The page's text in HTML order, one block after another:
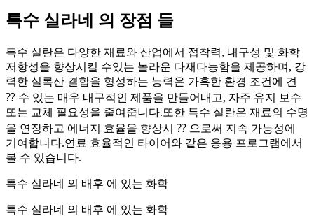
특수 실라네 의 장점 들
특수 실란은 다양한 재료와 산업에서 접착력, 내구성 및 화학
저항성을 향상시킬 수있는 놀라운 다재다능함을 제공하며, 강
력한 실록산 결합을 형성하는 능력은 가혹한 환경 조건에 견
⁇ 수 있는 매우 내구적인 제품을 만들어내고, 자주 유지 보수
또는 교체 필요성을 줄여줍니다.또한 특수 실란은 재료의 수명
을 연장하고 에너지 효율을 향상시 ⁇ 으로써 지속 가능성에
기여합니다.연료 효율적인 타이어와 같은 응용 프로그램에서
볼 수 있습니다.
특수 실라네 의 배후 에 있는 화학
특수 실라네 의 배후 에 있는 화학